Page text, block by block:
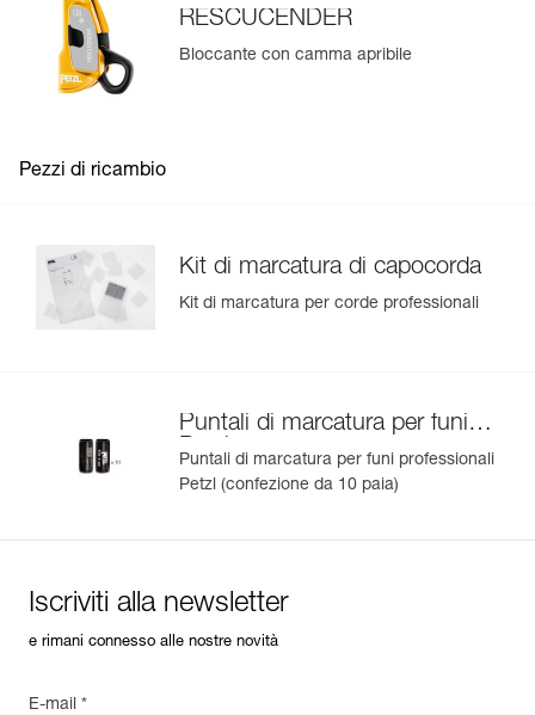
RESCUCENDER
Bloccante con camma apribile
Pezzi di ricambio
Kit di marcatura di capocorda
Kit di marcatura per corde professionali
Puntali di marcatura per funi
Petzl
Puntali di marcatura per funi professionali
Petzl (confezione da 10 paia)
Iscriviti alla newsletter
e rimani connesso alle nostre novità
E-mail *